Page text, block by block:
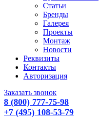
Статьи
Бренды
Галерея
Проекты
Монтаж
Новости
Реквизиты
Контакты
Авторизация
Заказать звонок
8 (800) 777-75-98
+7 (495) 108-53-79